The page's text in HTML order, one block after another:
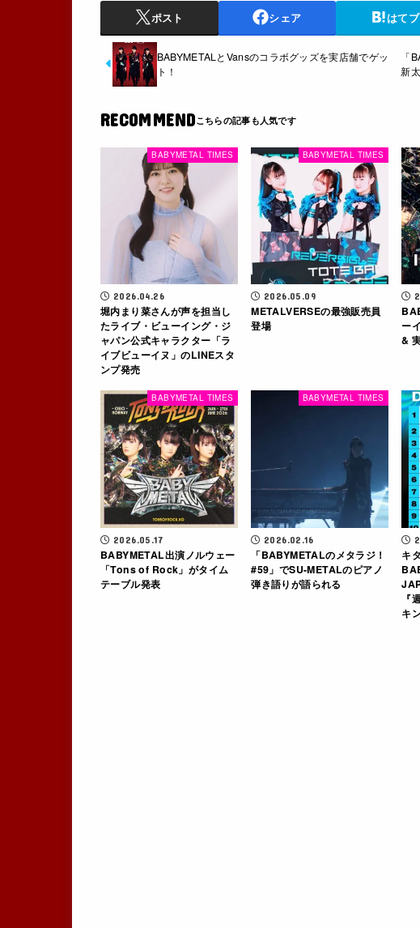
ポスト シェア はてブ
BABYMETALとVansのコラボグッズを実店舗でゲッ
ト！
「
新
RECOMMEND
BABYMETAL TIMES
2026.04.26
堀内まり菜さんが声を担当し
たライブ・ビューイング・ジ
ャパン公式キャラクター「ラ
イブビューイヌ」のLINEスタ
ンプ発売
BABYMETAL TIMES
2026.05.09
METALVERSEの最強販売員
登場
ー
&
BABYMETAL TIMES
2026.05.17
BABYMETAL出演ノルウェー
「Tons of Rock」がタイム
テーブル発表
BABYMETAL TIMES
2026.02.16
「BABYMETALのメタラジ！
#59」でSU-METALのピアノ
弾き語りが語られる
キ
『
キ